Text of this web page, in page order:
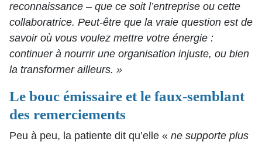
reconnaissance – que ce soit l’entreprise ou cette
collaboratrice. Peut-être que la vraie question est de
savoir où vous voulez mettre votre énergie :
continuer à nourrir une organisation injuste, ou bien
la transformer ailleurs. »
Le bouc émissaire et le faux-semblant
des remerciements
Peu à peu, la patiente dit qu’elle « ne supporte plus